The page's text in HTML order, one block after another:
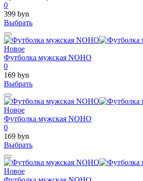
0
399 byn
Выбрать
Новое
Футболка мужская NOHO
0
169 byn
Выбрать
Новое
Футболка мужская NOHO
0
169 byn
Выбрать
Новое